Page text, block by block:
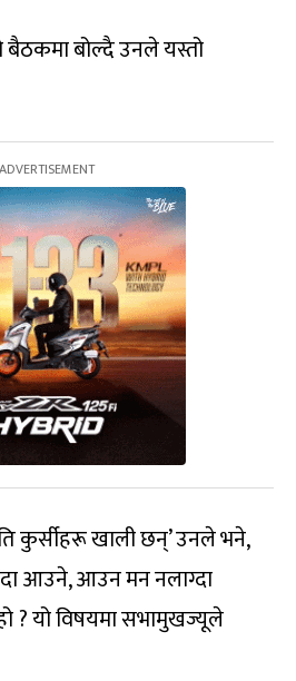
बैठकमा बोल्दै उनले यस्तो
कुर्सीहरू खाली छन्’ उनले भने,
आउने, आउन मन नलाग्दा
? यो विषयमा सभामुखज्यूले